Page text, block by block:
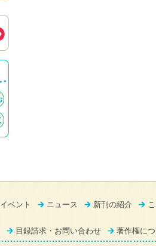
イベント ニュース 新刊の紹介
目録請求・お問い合わせ 著作権に